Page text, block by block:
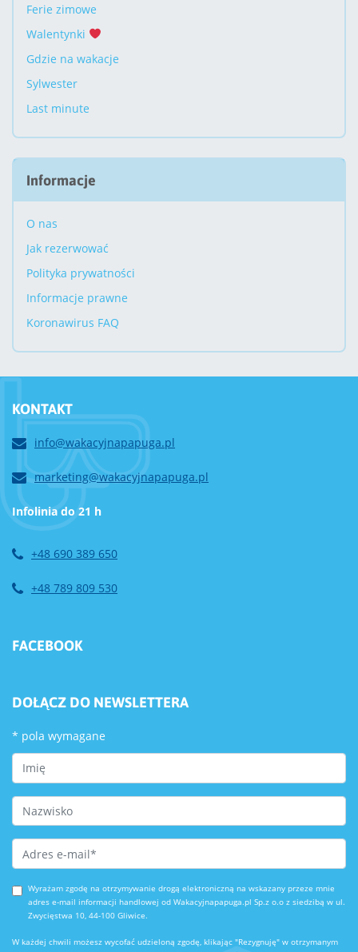
Ferie zimowe
Walentynki
Gdzie na wakacje
Sylwester
Last minute
Informacje
O nas
Jak rezerwować
Polityka prywatności
Informacje prawne
Koronawirus FAQ
KONTAKT
info@wakacyjnapapuga.pl
marketing@wakacyjnapapuga.pl
Infolinia do 21 h
+48 690 389 650
+48 789 809 530
FACEBOOK
DOŁĄCZ DO NEWSLETTERA
* pola wymagane
First Name
Last Name
Email Address *
Wyrażam zgodę na otrzymywanie drogą elektroniczną na wskazany przeze mnie
adres e-mail informacji handlowej od Wakacyjnapapuga.pl Sp.z o.o z siedzibą w ul.
Zwycięstwa 10, 44-100 Gliwice.
W każdej chwili możesz wycofać udzieloną zgodę, klikając "Rezygnuję" w otrzymanym